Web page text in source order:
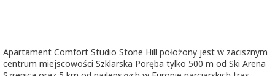
Apartament Comfort Studio Stone Hill położony jest w zacisznym
centrum miejscowości Szklarska Poręba tylko 500 m od Ski Arena